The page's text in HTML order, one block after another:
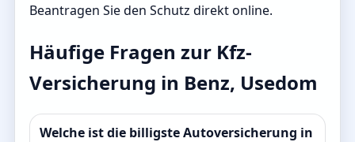
Beantragen Sie den Schutz direkt online.
Häufige Fragen zur Kfz-
Versicherung in Benz, Usedom
Welche ist die billigste Autoversicherung in